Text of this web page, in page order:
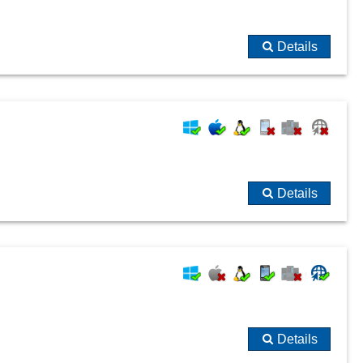
Details
Details
Details